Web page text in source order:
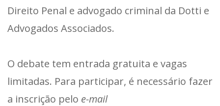
Direito Penal e advogado criminal da Dotti e
Advogados Associados.
O debate tem entrada gratuita e vagas
limitadas. Para participar, é necessário fazer
a inscrição pelo e-mail